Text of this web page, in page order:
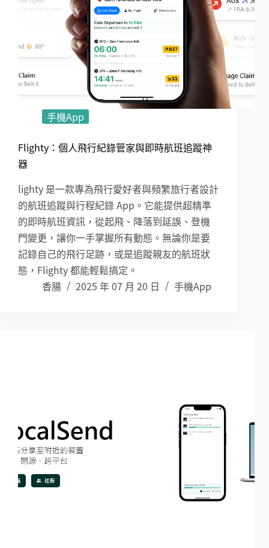
手機App
Flighty：個人飛行紀錄管家與即時航班追蹤神
器
lighty 是一款專為飛行愛好者與頻繁旅行者設計
的航班追蹤與行程紀錄 App。它能提供超精準
的即時航班資訊，從起飛、降落到延誤、登機
門變更，讓你一手掌握所有動態。無論你是要
記錄自己的飛行足跡，或是追蹤親友的航班狀
態，Flighty 都能輕鬆搞定。
香腸
2025 年 07 月 20 日 手機App